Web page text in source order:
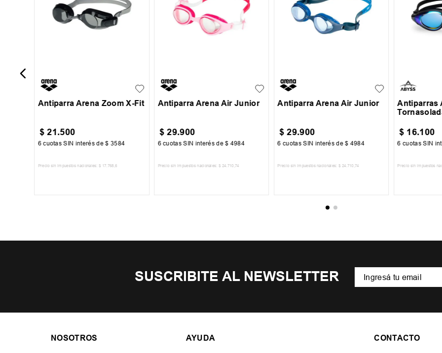
Antiparra Arena Zoom X-Fit
$ 21.500
6 cuotas SIN interés de$ 3584
Precio sin impuestos nacionales: $ 17 768 ,6
Antiparra Arena Air Junior
$ 29.900
6 cuotas SIN interés de$ 4984
Precio sin impuestos nacionales: $ 24 710 ,74
Antiparra Arena Air Junior
$ 29.900
6 cuotas SIN interés de$ 4984
Precio sin impuestos nacionales: $ 24 710 ,74
Antiparras
$ 16.100
6 cuotas SIN
Precio sin impuestos
SUSCRIBITE AL NEWSLETTER
NOSOTROS AYUDA CONTACTO